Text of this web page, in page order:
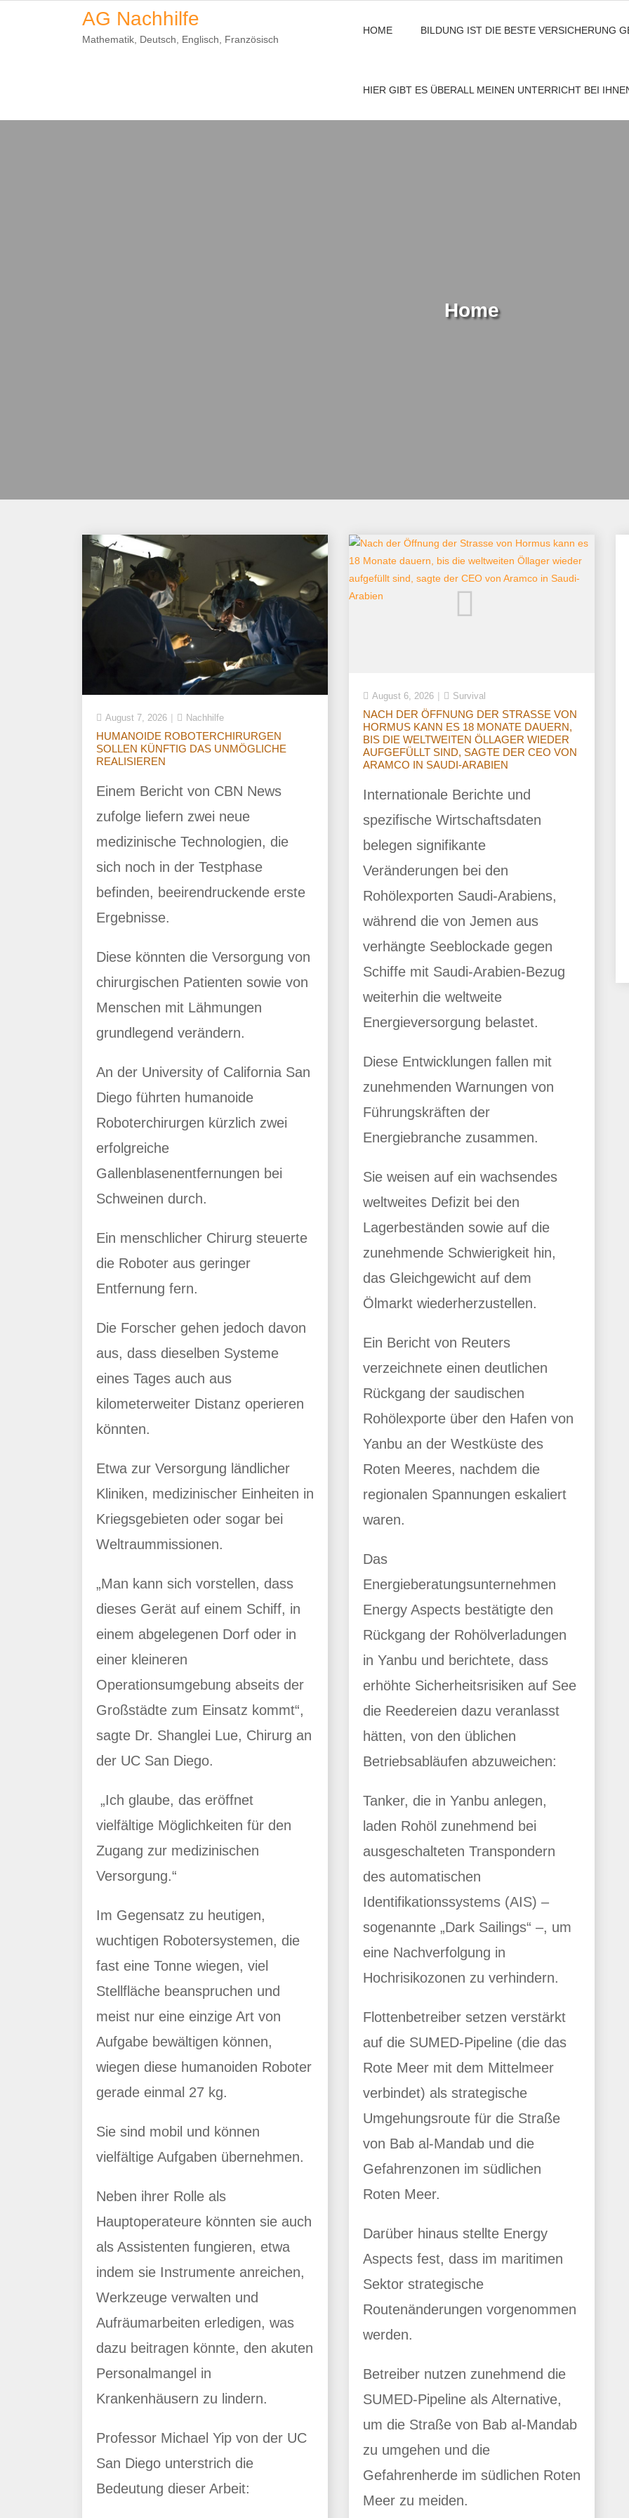
AG Nachhilfe
Mathematik, Deutsch, Englisch, Französisch
HOME BILDUNG IST DIE BESTE VERSICHERUNG
HIER GIBT ES ÜBERALL MEINEN UNTERRICHT BEI
Home
August 7, 2026 Nachhilfe
HUMANOIDE ROBOTERCHIRURGEN
SOLLEN KÜNFTIG DAS UNMÖGLICHE
REALISIEREN
Einem Bericht von CBN News
zufolge liefern zwei neue
medizinische Technologien, die
sich noch in der Testphase
befinden, beeirendruckende erste
Ergebnisse.
Diese könnten die Versorgung von
chirurgischen Patienten sowie von
Menschen mit Lähmungen
grundlegend verändern.
An der University of California San
Diego führten humanoide
Roboterchirurgen kürzlich zwei
erfolgreiche
Gallenblasenentfernungen bei
Schweinen durch.
Ein menschlicher Chirurg steuerte
die Roboter aus geringer
Entfernung fern.
Die Forscher gehen jedoch davon
aus, dass dieselben Systeme
eines Tages auch aus
kilometerweiter Distanz operieren
könnten.
Etwa zur Versorgung ländlicher
Kliniken, medizinischer Einheiten in
Kriegsgebieten oder sogar bei
Weltraummissionen.
„Man kann sich vorstellen, dass
dieses Gerät auf einem Schiff, in
einem abgelegenen Dorf oder in
einer kleineren
Operationsumgebung abseits der
Großstädte zum Einsatz kommt“,
sagte Dr. Shanglei Lue, Chirurg an
der UC San Diego.
„Ich glaube, das eröffnet
vielfältige Möglichkeiten für den
Zugang zur medizinischen
Versorgung.“
Im Gegensatz zu heutigen,
wuchtigen Robotersystemen, die
fast eine Tonne wiegen, viel
Stellfläche beanspruchen und
meist nur eine einzige Art von
Aufgabe bewältigen können,
wiegen diese humanoiden Roboter
gerade einmal 27 kg.
Sie sind mobil und können
vielfältige Aufgaben übernehmen.
Neben ihrer Rolle als
Hauptoperateure könnten sie auch
als Assistenten fungieren, etwa
indem sie Instrumente anreichen,
Werkzeuge verwalten und
Aufräumarbeiten erledigen, was
dazu beitragen könnte, den akuten
Personalmangel in
Krankenhäusern zu lindern.
Professor Michael Yip von der UC
San Diego unterstrich die
Bedeutung dieser Arbeit:
August 6, 2026 Survival
NACH DER ÖFFNUNG DER STRASSE VON
HORMUS KANN ES 18 MONATE DAUERN,
BIS DIE WELTWEITEN ÖLLAGER WIEDER
AUFGEFÜLLT SIND, SAGTE DER CEO VON
ARAMCO IN SAUDI-ARABIEN
Internationale Berichte und
spezifische Wirtschaftsdaten
belegen signifikante
Veränderungen bei den
Rohölexporten Saudi-Arabiens,
während die von Jemen aus
verhängte Seeblockade gegen
Schiffe mit Saudi-Arabien-Bezug
weiterhin die weltweite
Energieversorgung belastet.
Diese Entwicklungen fallen mit
zunehmenden Warnungen von
Führungskräften der
Energiebranche zusammen.
Sie weisen auf ein wachsendes
weltweites Defizit bei den
Lagerbeständen sowie auf die
zunehmende Schwierigkeit hin,
das Gleichgewicht auf dem
Ölmarkt wiederherzustellen.
Ein Bericht von Reuters
verzeichnete einen deutlichen
Rückgang der saudischen
Rohölexporte über den Hafen von
Yanbu an der Westküste des
Roten Meeres, nachdem die
regionalen Spannungen eskaliert
waren.
Das
Energieberatungsunternehmen
Energy Aspects bestätigte den
Rückgang der Rohölverladungen
in Yanbu und berichtete, dass
erhöhte Sicherheitsrisiken auf See
die Reedereien dazu veranlasst
hätten, von den üblichen
Betriebsabläufen abzuweichen:
Tanker, die in Yanbu anlegen,
laden Rohöl zunehmend bei
ausgeschalteten Transpondern
des automatischen
Identifikationssystems (AIS) –
sogenannte „Dark Sailings“ –, um
eine Nachverfolgung in
Hochrisikozonen zu verhindern.
Flottenbetreiber setzen verstärkt
auf die SUMED-Pipeline (die das
Rote Meer mit dem Mittelmeer
verbindet) als strategische
Umgehungsroute für die Straße
von Bab al-Mandab und die
Gefahrenzonen im südlichen
Roten Meer.
Darüber hinaus stellte Energy
Aspects fest, dass im maritimen
Sektor strategische
Routenänderungen vorgenommen
werden.
Betreiber nutzen zunehmend die
SUMED-Pipeline als Alternative,
um die Straße von Bab al-Mandab
zu umgehen und die
Gefahrenherde im südlichen Roten
Meer zu meiden.